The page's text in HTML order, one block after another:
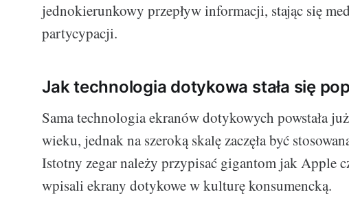
jednokierunkowy przepływ informacji, stając się
partycypacji.
Jak technologia dotykowa stała się
Sama technologia ekranów dotykowych powstała
wieku, jednak na szeroką skalę zaczęła być
Istotny zegar należy przypisać gigantom jak Apple
wpisali ekrany dotykowe w kulturę konsumencką.